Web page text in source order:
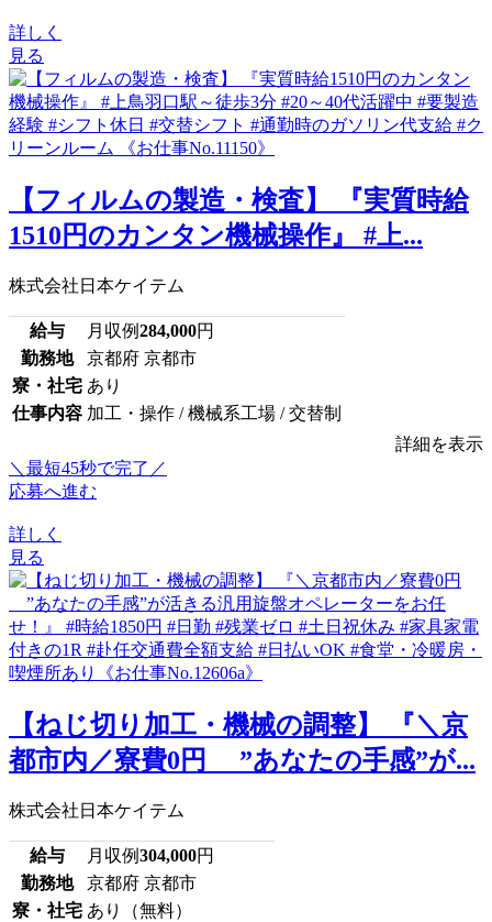
詳しく
見る
【フィルムの製造・検査】 『実質時給
1510円のカンタン機械操作』 #上...
株式会社日本ケイテム
給与 月収例284,000円
勤務地
京都府 京都市
寮・社宅 あり
仕事内容 加工・操作 / 機械系工場 / 交替制
詳細を表示
＼最短45秒で完了／
応募へ進む
詳しく
見る
【ねじ切り加工・機械の調整】 『＼京
都市内／寮費0円 ”あなたの手感”が...
株式会社日本ケイテム
給与 月収例304,000円
勤務地
京都府 京都市
寮・社宅 あり（無料）